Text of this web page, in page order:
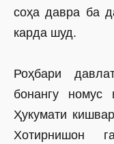
соҳа давра ба
карда шуд.
Роҳбари
бонангу номус
Ҳукумати
Хотирнишон